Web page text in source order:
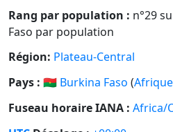
Rang par population : n°29
Faso par population
Région: Plateau-Central
Pays : 🇧🇫 Burkina Faso (Afrique
Fuseau horaire IANA : Africa/